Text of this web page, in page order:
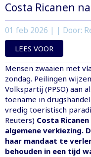
Costa Ricanen
01 feb 2026 | | Door:
LEES VOOR
Mensen zwaaien met
zondag. Peilingen
Volkspartij (PPSO) aan
toename in
vredig toeristisch
Reuters) Costa
algemene verkiezing.
haar mandaat te
behouden in een tijd